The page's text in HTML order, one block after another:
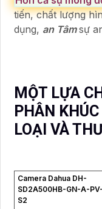
tiến, chất lượng
dụng, an Tâmsự
MỘT LỰA
PHÂN
LOẠI VÀ
Camera Dahua DH-
SD2A500HB-GN-A-PV-
S2